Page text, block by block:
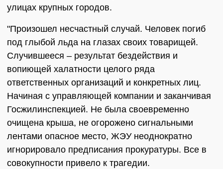
улицах крупных городов.
"Произошел несчастный случай. Человек погиб
под глыбой льда на глазах своих товарищей.
Случившееся – результат бездействия и
вопиющей халатности целого ряда
ответственных организаций и конкретных лиц.
Начиная с управляющей компании и заканчивая
Госжилинспекцией. Не была своевременно
очищена крыша, не огорожено сигнальными
лентами опасное место, ЖЭУ неоднократно
игнорировало предписания прокуратуры. Все в
совокупности привело к трагедии.